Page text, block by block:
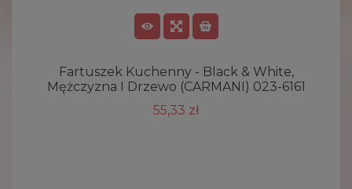
Fartuszek Kuchenny - Black & White,
Mężczyzna I Drzewo (CARMANI) 023-6161
55,33 zł